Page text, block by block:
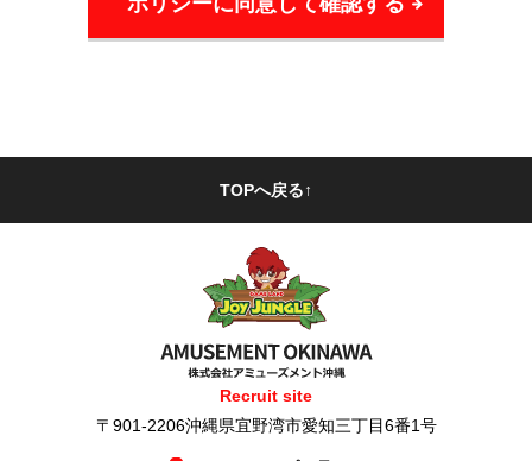
の維持・管理体制の整備・社員教育の徹底等の
必要な措置を講じ、安全対策を実施し個人情報
当社がお客様の個人情報を利用するにあたって
では利用いたしません。
4.第三者提供の制限
当社は、法令による場合を除き、お客様の個人
情報を第三者に提供いたしません。
5.法令、規範の遵守と見直し
TOPへ戻る↑
Recruit site
〒901-2206沖縄県宜野湾市愛知三丁目6番1号